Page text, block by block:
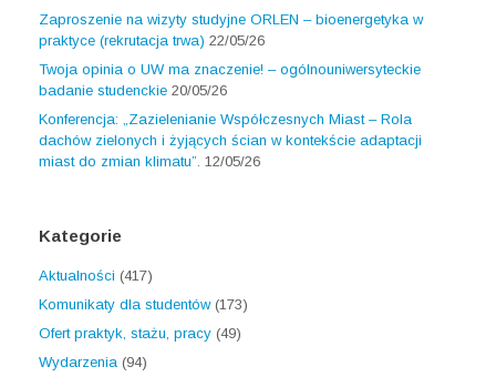
Zaproszenie na wizyty studyjne ORLEN – bioenergetyka w
praktyce (rekrutacja trwa) 22/05/26
Twoja opinia o UW ma znaczenie! – ogólnouniwersyteckie
badanie studenckie 20/05/26
Konferencja: „Zazielenianie Współczesnych Miast – Rola
dachów zielonych i żyjących ścian w kontekście adaptacji
miast do zmian klimatu”. 12/05/26
Kategorie
Aktualności (417)
Komunikaty dla studentów(173)
Ofert praktyk, stażu, pracy (49)
Wydarzenia (94)